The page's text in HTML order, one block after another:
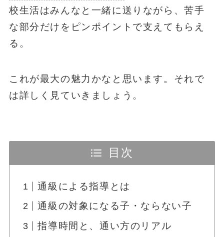
校生活はみんなと一緒に送りながら、苦手
な部分だけをピンポイントで支えてもらえ
る。
これが最大の魅力かなと思います。それで
は詳しく見ていきましょう。
目次
通級による指導とは
通級の対象になる子・ならない子
指導時間と、通い方のリアル